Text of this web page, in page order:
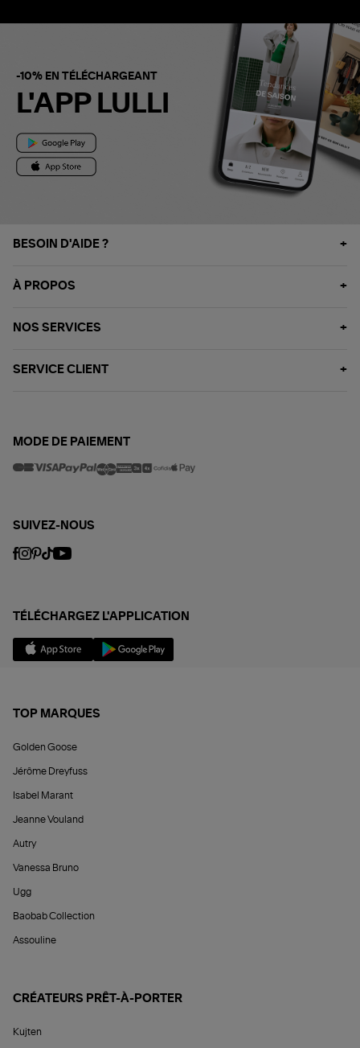
-10% EN TÉLÉCHARGEANT
L'APP LULLI
BESOIN D'AIDE ?
À PROPOS
NOS SERVICES
SERVICE CLIENT
MODE DE PAIEMENT
SUIVEZ-NOUS
TÉLÉCHARGEZ L'APPLICATION
TOP MARQUES
Golden Goose
Jérôme Dreyfuss
Isabel Marant
Jeanne Vouland
Autry
Vanessa Bruno
Ugg
Baobab Collection
Assouline
CRÉATEURS PRÊT-À-PORTER
Kujten